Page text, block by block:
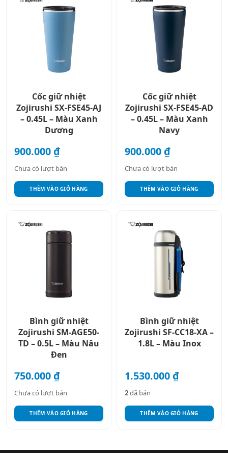
Cốc giữ nhiệt
Zojirushi SX-FSE45-AJ
– 0.45L – Màu Xanh
Dương
900.000₫
Chưa có lượt bán
THÊM VÀO GIỎ HÀNG
Cốc giữ nhiệt
Zojirushi SX-FSE45-AD
– 0.45L – Màu Xanh
Navy
900.000₫
Chưa có lượt bán
THÊM VÀO GIỎ HÀNG
Bình giữ nhiệt
Zojirushi SM-AGE50-
TD – 0.5L – Màu Nâu
Đen
750.000₫
Chưa có lượt bán
THÊM VÀO GIỎ HÀNG
Bình giữ nhiệt
Zojirushi SF-CC18-XA –
1.8L – Màu Inox
1.530.000₫
2đã bán
THÊM VÀO GIỎ HÀNG